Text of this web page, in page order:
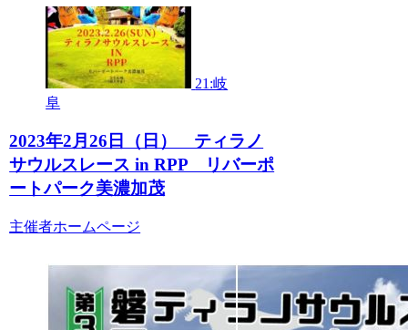
21:岐
阜
2023年2月26日（日） ティラノ
サウルスレース in RPP リバーポ
ートパーク美濃加茂⁡
主催者ホームページ